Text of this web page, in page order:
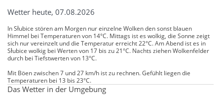
Wetter heute, 07.08.2026
In Słubice stören am Morgen nur einzelne Wolken den sonst blauen
Himmel bei Temperaturen von 14°C. Mittags ist es wolkig, die Sonne zeigt
sich nur vereinzelt und die Temperatur erreicht 22°C. Am Abend ist es in
Słubice wolkig bei Werten von 17 bis zu 21°C. Nachts ziehen Wolkenfelder
durch bei Tiefstwerten von 13°C.
Mit Böen zwischen 7 und 27 km/h ist zu rechnen. Gefühlt liegen die
Temperaturen bei 13 bis 23°C.
Das Wetter in der Umgebung